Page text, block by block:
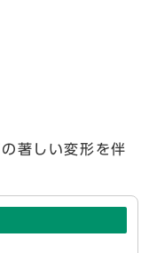
著しい変形を伴